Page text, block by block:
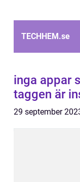
TECHHEM.se
inga appar
taggen är
29 september